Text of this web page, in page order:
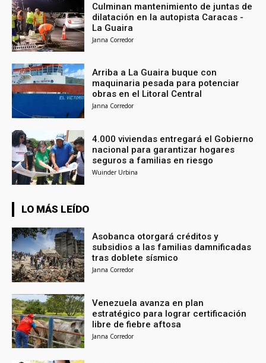
Culminan mantenimiento de juntas de
dilatación en la autopista Caracas -
La Guaira
Janna Corredor
Arriba a La Guaira buque con
maquinaria pesada para potenciar
obras en el Litoral Central
Janna Corredor
4.000 viviendas entregará el Gobierno
nacional para garantizar hogares
seguros a familias en riesgo
Wuinder Urbina
LO MÁS LEÍDO
Asobanca otorgará créditos y
subsidios a las familias damnificadas
tras doblete sísmico
Janna Corredor
Venezuela avanza en plan
estratégico para lograr certificación
libre de fiebre aftosa
Janna Corredor